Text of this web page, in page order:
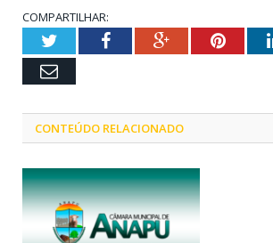
COMPARTILHAR:
TwitterFacebookGoogle+
Email
CONTEÚDO RELACIONADO